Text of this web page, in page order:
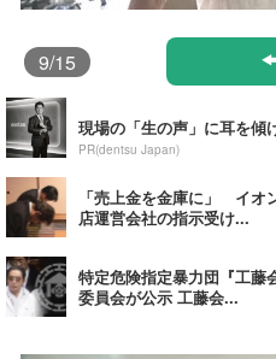
9/15
現場の「生の声」に耳を傾
PR(dentsu Japan)
「売上金を金庫に」 イ
店運営会社の指示受け...
特定危険指定暴力団『工藤
委員会が公示 工藤会...